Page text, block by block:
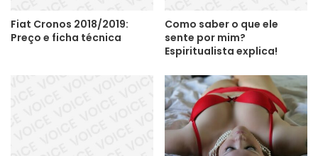
Fiat Cronos 2018/2019:
Preço e ficha técnica
Como saber o que ele
sente por mim?
Espiritualista explica!